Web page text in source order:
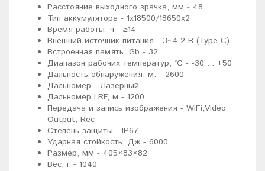
Расстояние выходного зрачка, мм - 48
Тип аккумуляторa - 1x18500/18650x2
Время работы, ч - ≥14
Внешний источник питания - 3~4.2 В (Type-C)
Встроенная память, Gb - 32
Диапазон рабочих температур, °C - -30 ... +50
Дальность обнаружения, м. - 2600
Дальномер - Лазерный
Дальномер LRF, м - 1200
Передача и запись изображения - WiFi,Video
Output, Rec
Степень защиты - IP67
Ударная стойкость, Дж - 6000
Размер, мм - 405×83×82
Вес, г - 1040